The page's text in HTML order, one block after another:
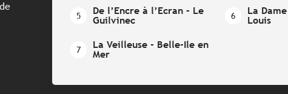
5
De l’Encre à l’Ecran – Le
Guilvinec
6
La
Louis
7
La Veilleuse - Belle-Ile en
Mer